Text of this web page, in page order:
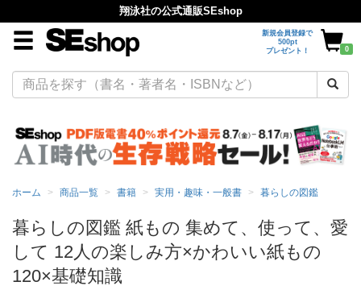
翔泳社の公式通販SEshop
新規会員登録で
500pt
プレゼント！
0
ホーム 商品一覧 書籍 実用・趣味・一般書 暮らしの図鑑
暮らしの図鑑 紙もの 集めて、使って、愛
して 12人の楽しみ方×かわいい紙もの
120×基礎知識